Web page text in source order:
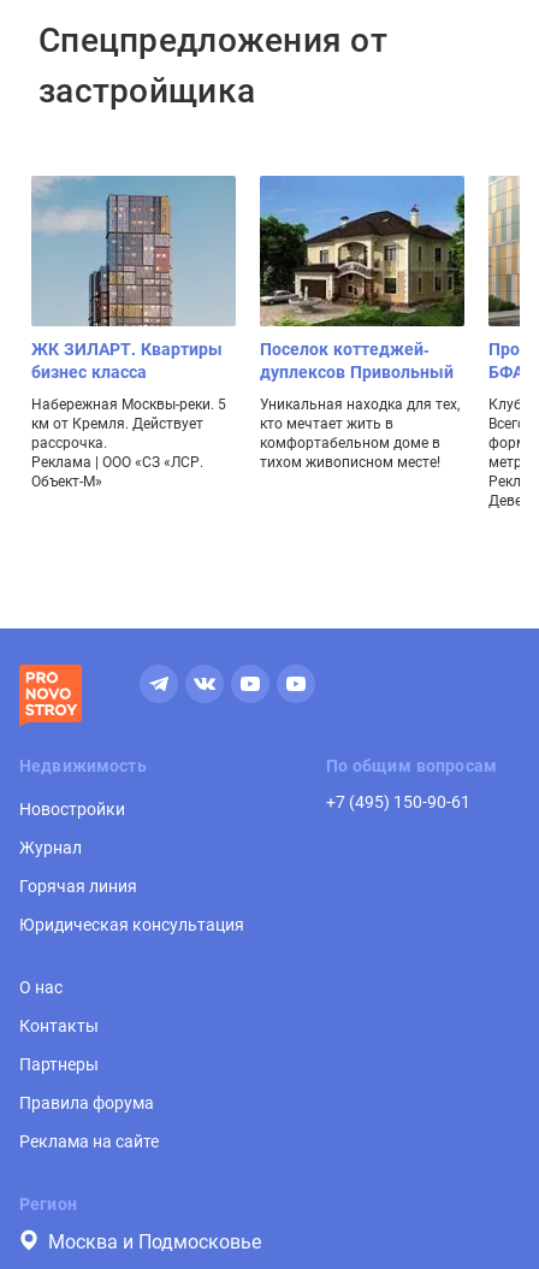
Спецпредложения от
застройщика
ЖК ЗИЛАРТ. Квартиры
бизнес класса
Набережная Москвы-реки. 5
км от Кремля. Действует
рассрочка.
Реклама | ООО «СЗ «ЛСР.
Объект-М»
Поселок коттеджей-
дуплексов Привольный
Уникальная находка для тех,
кто мечтает жить в
комфортабельном доме в
тихом живописном месте!
БФА-
Всего
Недвижимость
Новостройки
Журнал
Горячая линия
Юридическая консультация
По общим вопросам
+7 (495) 150-90-61
О нас
Контакты
Партнеры
Правила форума
Реклама на сайте
Регион
Москва и Подмосковье